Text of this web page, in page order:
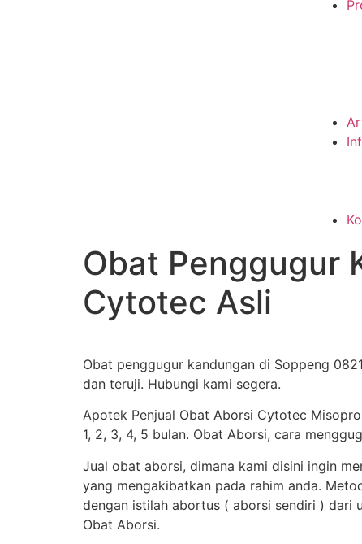
Obat Penggugur
Cytotec Asli
Obat penggugur kandungan di Soppeng
dan teruji. Hubungi kami segera.
Apotek Penjual Obat Aborsi Cytotec
1, 2, 3, 4, 5 bulan. Obat Aborsi, cara
Jual obat aborsi, dimana kami disini ingin
yang mengakibatkan pada rahim anda.
dengan istilah abortus ( aborsi sendiri ) dari
Obat Aborsi.